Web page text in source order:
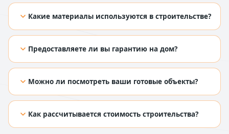
Какие материалы используются в строительстве?
[TODO: добавить ответ из Figma]
Предоставляете ли вы гарантию на дом?
[TODO: добавить ответ из Figma]
Можно ли посмотреть ваши готовые объекты?
[TODO: добавить ответ из Figma]
Как рассчитывается стоимость строительства?